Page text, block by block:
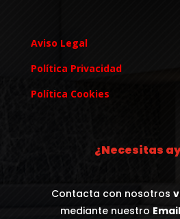
Aviso Legal
Política Privacidad
Política Cookies
¿Necesitas
Contacta con nosotros
mediante nuestro Email